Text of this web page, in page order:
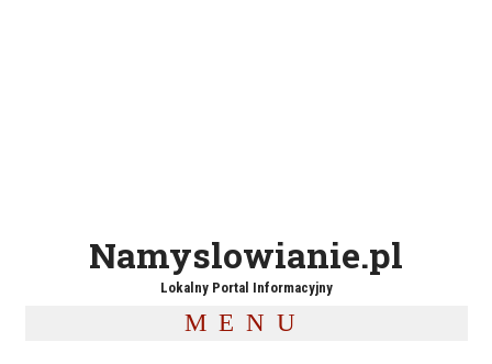
Namyslowianie.pl
Lokalny Portal Informacyjny
MENU